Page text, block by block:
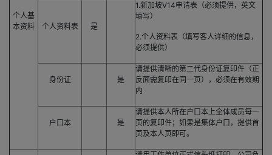
个人基
本资料
个人资料表 是
1.新加坡V14申请表（必须提供，英文
填写）
2.个人资料表（填写客人详细的信息，
必须提供）
身份证 是
请提供清晰的第二代身份证复印件（正
反面需复印在同一页），必须在有效期
内
户口本 是
请提供本人所在户口本上全体成员每一
页的复印件；如果是集体户口，提供首
页及本人页即可。